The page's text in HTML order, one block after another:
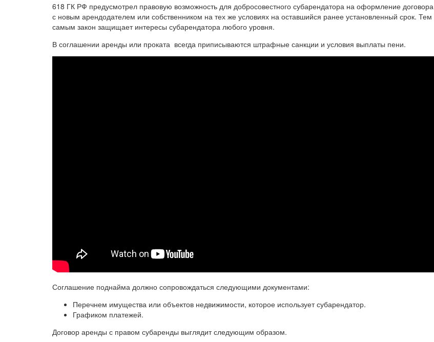
618 ГК РФ предусмотрел правовую возможность для добросовестного субарендатора на оформление договора
с новым арендодателем или собственником на тех же условиях на оставшийся ранее установленный срок. Тем
самым закон защищает интересы субарендатора любого уровня.
В соглашении аренды или проката всегда приписываются штрафные санкции и условия выплаты пени.
Соглашение поднайма должно сопровождаться следующими документами:
Перечнем имущества или объектов недвижимости, которое использует субарендатор.
Графиком платежей.
Договор аренды с правом субаренды выглядит следующим образом.